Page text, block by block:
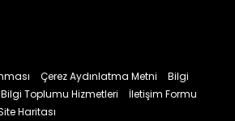
Çerez Aydınlatma Metni
Bilgi
Bilgi Toplumu Hizmetleri
İletişim Formu
Haritası